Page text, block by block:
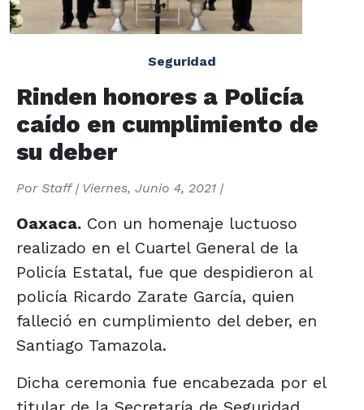
Seguridad
Rinden honores a Policía
caído en cumplimiento de
su deber
Por Staff| Viernes, Junio 4, 2021 |
Oaxaca. Con un homenaje luctuoso
realizado en el Cuartel General de la
Policía Estatal, fue que despidieron al
policía Ricardo Zarate García, quien
falleció en cumplimiento del deber, en
Santiago Tamazola.
Dicha ceremonia fue encabezada por el